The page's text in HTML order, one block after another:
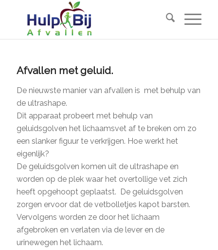
Afvallen met geluid.
De nieuwste manier van afvallen is met behulp van
de ultrashape.
Dit apparaat probeert met behulp van
geluidsgolven het lichaamsvet af te breken om zo
een slanker figuur te verkrijgen. Hoe werkt het
eigenlijk?
De geluidsgolven komen uit de ultrashape en
worden op de plek waar het overtollige vet zich
heeft opgehoopt geplaatst. De geluidsgolven
zorgen ervoor dat de vetbolletjes kapot barsten.
Vervolgens worden ze door het lichaam
afgebroken en verlaten via de lever en de
urinewegen het lichaam.